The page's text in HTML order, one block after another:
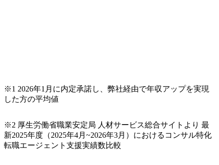
承ください。 【服装・持ち物】 ・特になし カジュアルな服
装でご参加ください。 【募集ポジション】 ITコンサルタン
定 ・全社デジタルトランスフォーメーション企画構想 ・業
務/組織/システムの現状分析/RPA選定/導入/実装 ・プライベ
ート/パブリッククラウド導入 ・AI活用による業務効率化/
※1 2026年1月に内定承諾し、弊社経由で年収アップを実現
した方の平均値
※2 厚生労働省職業安定局 人材サービス総合サイトより 最
新2025年度（2025年4月~2026年3月）におけるコンサル特化
転職エージェント支援実績数比較